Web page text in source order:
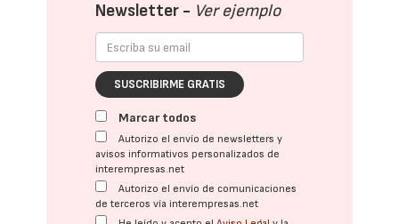
Newsletter - Ver ejemplo
SUSCRIBIRME GRATIS
Marcar todos
Autorizo el envío de newsletters y
avisos informativos personalizados de
interempresas.net
Autorizo el envío de comunicaciones
de terceros vía interempresas.net